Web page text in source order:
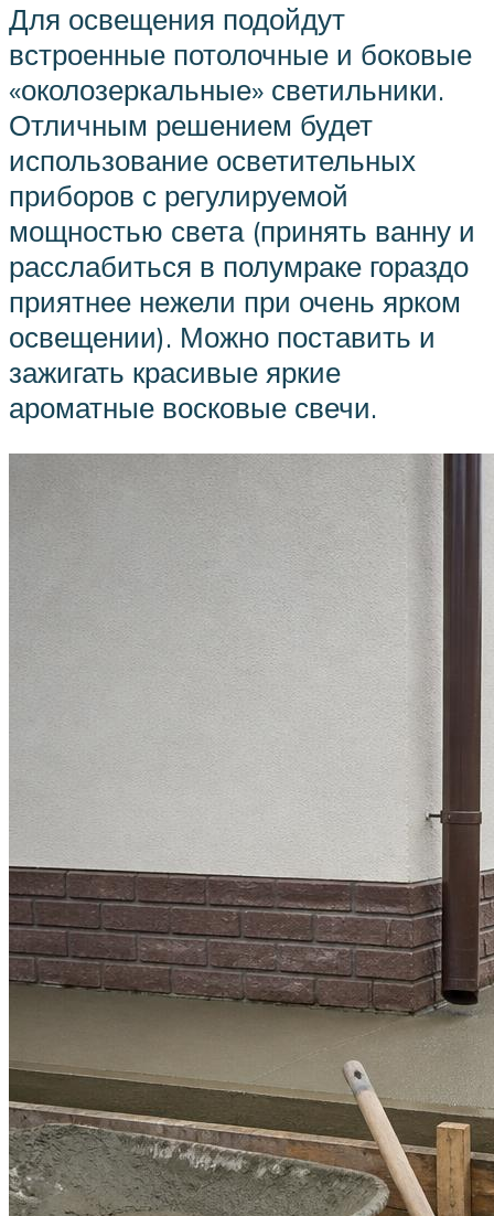
Для освещения подойдут
встроенные потолочные и боковые
«околозеркальные» светильники.
Отличным решением будет
использование осветительных
приборов с регулируемой
мощностью света (принять ванну и
расслабиться в полумраке гораздо
приятнее нежели при очень ярком
освещении). Можно поставить и
зажигать красивые яркие
ароматные восковые свечи.